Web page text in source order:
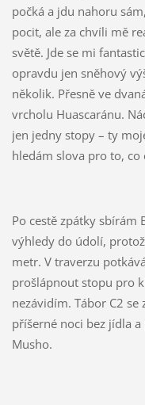
počká a jdu nahoru
pocit, ale za chvíli mě
světě. Jde se mi
opravdu jen sněhový
několik. Přesně ve
vrcholu Huascaránu.
jen jedny stopy – ty
hledám slova pro to,
Po cestě zpátky sbírám
výhledy do údolí,
metr. V traverzu
prošlápnout stopu pro
nezávidím. Tábor C2
příšerné noci bez jídla
Musho.